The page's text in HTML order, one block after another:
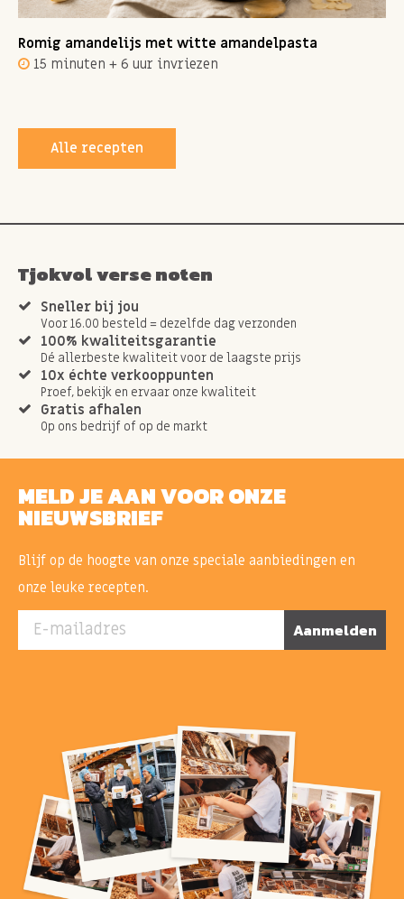
Romig amandelijs met witte amandelpasta
15 minuten + 6 uur invriezen
Alle recepten
Tjokvol verse noten
Sneller bij jou
Voor 16.00 besteld = dezelfde dag verzonden
100% kwaliteitsgarantie
Dé allerbeste kwaliteit voor de laagste prijs
10x échte verkooppunten
Proef, bekijk en ervaar onze kwaliteit
Gratis afhalen
Op ons bedrijf of op de markt
MELD JE AAN VOOR ONZE
NIEUWSBRIEF
Blijf op de hoogte van onze speciale aanbiedingen en
onze leuke recepten.
E-mailadres Aanmelden